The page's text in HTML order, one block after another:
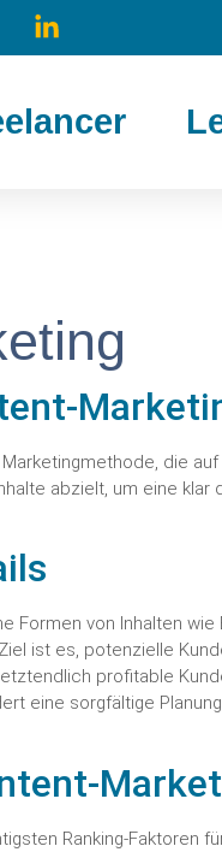
die
abzielt, um eine klar
Formen von Inhalten wie
ist es, potenzielle
profitable
eine sorgfältige
Ranking-Faktoren